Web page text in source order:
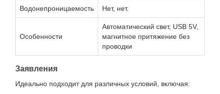
Водонепроницаемость Нет, нет.
Особенности
Автоматический свет, USB 5V,
магнитное притяжение без
проводки
Заявления
Идеально подходит для различных условий, включая: